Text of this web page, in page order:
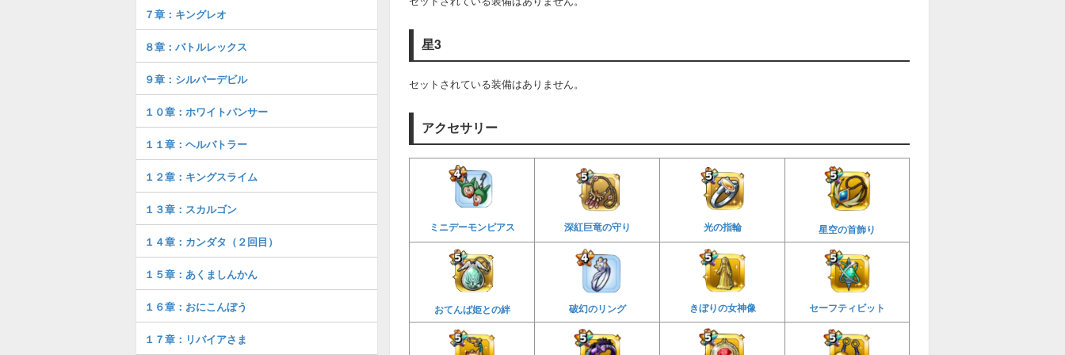
星3
セットされている装備はありません。
アクセサリー
ミニデーモンピアス 深紅巨竜の守り 光の指輪 星空の首飾り
おてんば姫との絆 破幻のリング きぼりの女神像 セーフティビット
７章：キングレオ
８章：バトルレックス
９章：シルバーデビル
１０章：ホワイトパンサー
１１章：ヘルバトラー
１２章：キングスライム
１３章：スカルゴン
１４章：カンダタ（２回目）
１５章：あくましんかん
１６章：おにこんぼう
１７章：リバイアさま